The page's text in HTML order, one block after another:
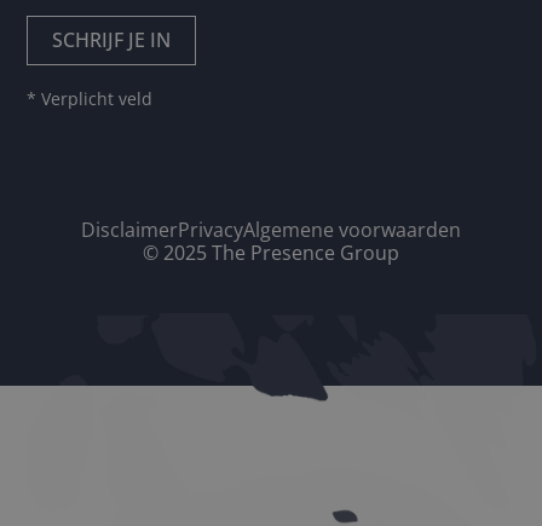
* Verplicht veld
DisclaimerPrivacyAlgemene voorwaarden
© 2025 The Presence Group